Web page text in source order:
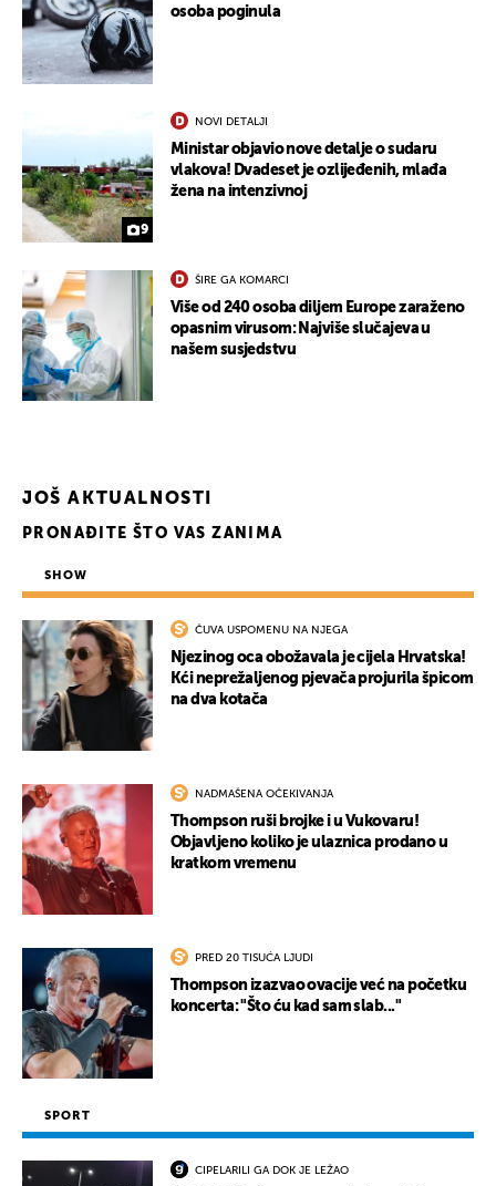
osoba poginula
9
NOVI DETALJI
Ministar objavio nove detalje o sudaru
vlakova! Dvadeset je ozlijeđenih, mlađa
žena na intenzivnoj
ŠIRE GA KOMARCI
Više od 240 osoba diljem Europe zaraženo
opasnim virusom: Najviše slučajeva u
našem susjedstvu
JOŠ AKTUALNOSTI
PRONAĐITE ŠTO VAS ZANIMA
SHOW
ČUVA USPOMENU NA NJEGA
Njezinog oca obožavala je cijela Hrvatska!
Kći neprežaljenog pjevača projurila špicom
na dva kotača
NADMAŠENA OČEKIVANJA
Thompson ruši brojke i u Vukovaru!
Objavljeno koliko je ulaznica prodano u
kratkom vremenu
PRED 20 TISUĆA LJUDI
Thompson izazvao ovacije već na početku
koncerta: "Što ću kad sam slab..."
SPORT
CIPELARILI GA DOK JE LEŽAO
UKLJUČITE NOTIFIKACIJE